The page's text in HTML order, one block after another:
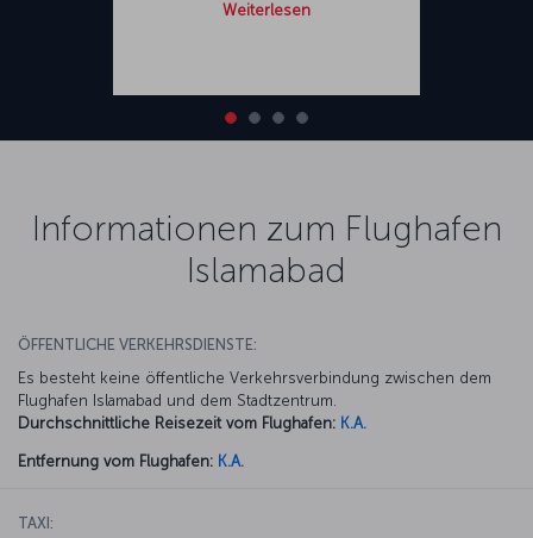
Weiterlesen
Informationen zum Flughafen
Islamabad
ÖFFENTLICHE VERKEHRSDIENSTE:
Es besteht keine öffentliche Verkehrsverbindung zwischen dem
Flughafen Islamabad und dem Stadtzentrum.
Durchschnittliche Reisezeit vom Flughafen: K.A.
Entfernung vom Flughafen: K.A.
TAXI: